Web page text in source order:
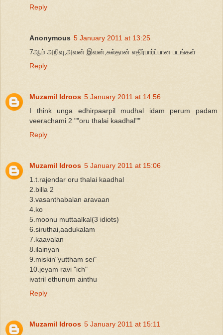
Reply
Anonymous 5 January 2011 at 13:25
7ஆம் அறிவு,அவன் இவன்,சுல்தான் எதிர்பார்ப்பான படங்கள்
Reply
Muzamil Idroos 5 January 2011 at 14:56
I think unga edhirpaarpil mudhal idam perum padam
veerachami 2 ""oru thalai kaadhal""
Reply
Muzamil Idroos 5 January 2011 at 15:06
1.t.rajendar oru thalai kaadhal
2.billa 2
3.vasanthabalan aravaan
4.ko
5.moonu muttaalkal(3 idiots)
6.siruthai,aadukalam
7.kaavalan
8.ilainyan
9.miskin"yuttham sei"
10.jeyam ravi "ich"
ivatril ethunum ainthu
Reply
Muzamil Idroos 5 January 2011 at 15:11